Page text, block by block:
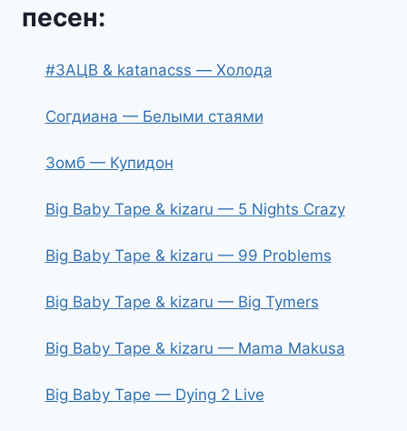
песен:
#ЗАЦВ & katanacss — Холода
Согдиана — Белыми стаями
Зомб — Купидон
Big Baby Tape & kizaru — 5 Nights Crazy
Big Baby Tape & kizaru — 99 Problems
Big Baby Tape & kizaru — Big Tymers
Big Baby Tape & kizaru — Mama Makusa
Big Baby Tape — Dying 2 Live